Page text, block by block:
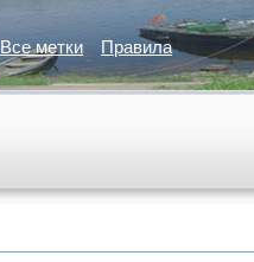
Все метки Правила